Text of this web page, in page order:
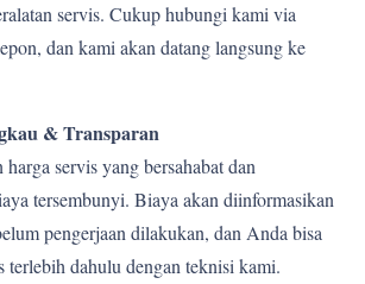
servis. Cukup hubungi kami via
dan kami akan datang langsung ke
& Transparan
servis yang bersahabat dan
tersembunyi. Biaya akan diinformasikan
pengerjaan dilakukan, dan Anda bisa
terlebih dahulu dengan teknisi kami.